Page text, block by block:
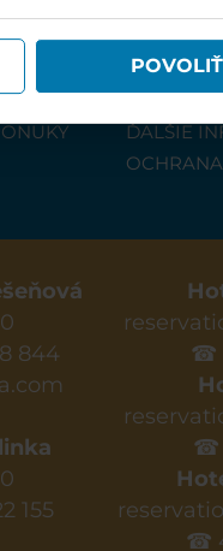
INFO
ĎALŠIE
844
155
☎
☎
☎